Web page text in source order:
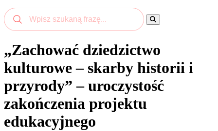
„Zachować dziedzictwo
kulturowe – skarby historii i
przyrody” – uroczystość
zakończenia projektu
edukacyjnego